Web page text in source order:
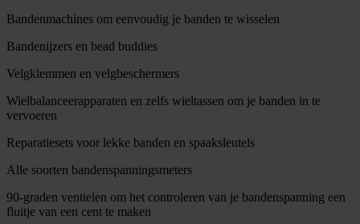
Bandenmachines om eenvoudig je banden te wisselen
Bandenijzers en bead buddies
Velgklemmen en velgbeschermers
Wielbalanceerapparaten en zelfs wieltassen om je banden in te
vervoeren
Reparatiesets voor lekke banden en spaaksleutels
Alle soorten bandenspanningsmeters
90-graden ventielen om het controleren van je bandenspanning een
fluitje van een cent te maken